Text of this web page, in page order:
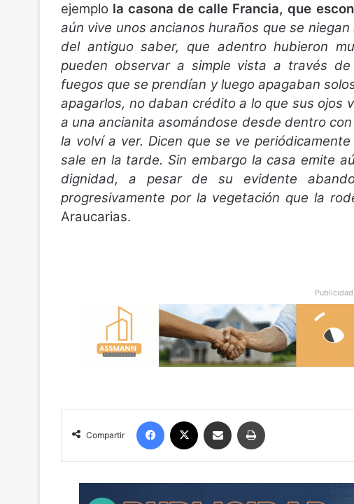
ejemplo la casona de calle Francia, que
aún vive unos ancianos huraños que se
del antiguo saber, que adentro hubieron
pueden observar a simple vista a través
fuegos que se prendían y luego apagaban
apagarlos, no daban crédito a lo que sus ojos
a una ancianita asomándose desde dentro
la volví a ver. Dicen que se ve
sale en la tarde. Sin embargo la casa emite
dignidad, a pesar de su evidente
progresivamente por la vegetación que la
Araucarias.
Publicidad
Compartir